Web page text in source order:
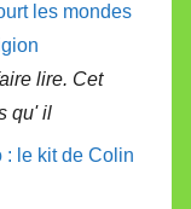
les mondes
lire. Cet
qu' il
: le kit de Colin